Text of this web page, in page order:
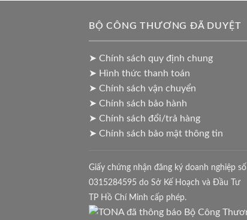
BỘ CÔNG THƯƠNG ĐÃ DUYỆT
➤ Chính sách quy định chung
➤ Hình thức thanh toán
➤ Chính sách vận chuyển
➤ Chính sách bảo hành
➤ Chính sách đổi/trả hàng
➤ Chính sách bảo mật thông tin
Giấy chứng nhận đăng ký doanh nghiệp số
0315284595 do Sở Kế Hoạch và Đầu Tư
TP Hồ Chí Minh cấp phép.